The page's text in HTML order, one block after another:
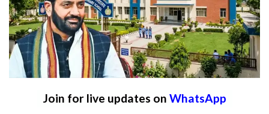
Join for live updates on WhatsApp